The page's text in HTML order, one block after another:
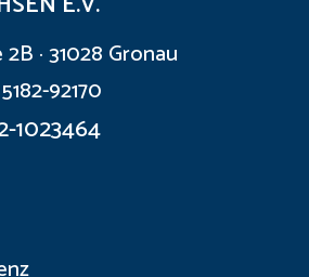
· 31028 Gronau
92170
1023464